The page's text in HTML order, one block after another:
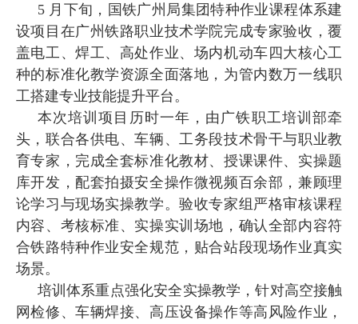
5 月下旬，国铁广州局集团特种作业课程体系建
设项目在广州铁路职业技术学院完成专家验收，覆
盖电工、焊工、高处作业、场内机动车四大核心工
种的标准化教学资源全面落地，为管内数万一线职
工搭建专业技能提升平台。
本次培训项目历时一年，由广铁职工培训部牵
头，联合各供电、车辆、工务段技术骨干与职业教
育专家，完成全套标准化教材、授课课件、实操题
库开发，配套拍摄安全操作微视频百余部，兼顾理
论学习与现场实操教学。验收专家组严格审核课程
内容、考核标准、实操实训场地，确认全部内容符
合铁路特种作业安全规范，贴合站段现场作业真实
场景。
培训体系重点强化安全实操教学，针对高空接触
网检修、车辆焊接、高压设备操作等高风险作业，